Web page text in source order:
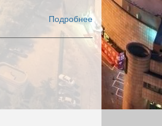
Подробнее